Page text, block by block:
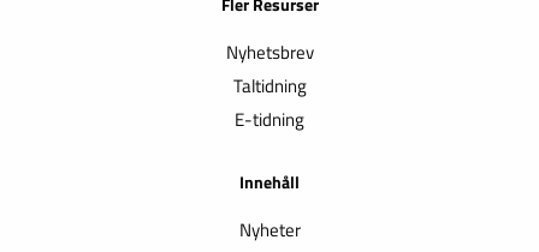
Nyhetsbrev
Taltidning
E-tidning
Innehåll
Nyheter